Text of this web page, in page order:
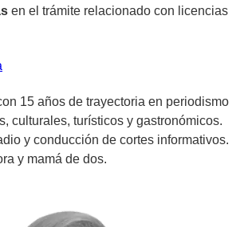
en el trámite relacionado con licencias
15 años de trayectoria en periodismo
culturales, turísticos y gastronómicos.
y conducción de cortes informativos.
y mamá de dos.